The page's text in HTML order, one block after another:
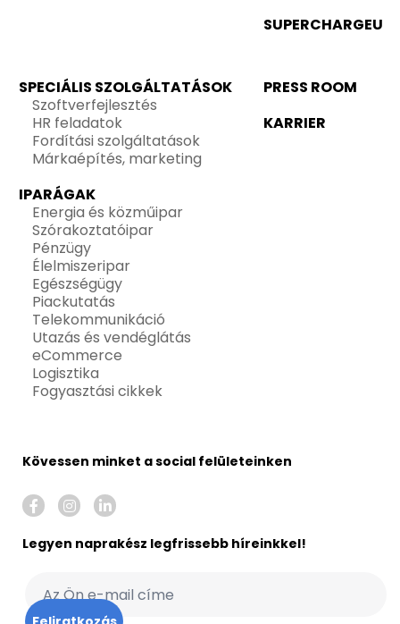
SUPERCHARGEU
SPECIÁLIS SZOLGÁLTATÁSOK
Szoftverfejlesztés
HR feladatok
Fordítási szolgáltatások
Márkaépítés, marketing
IPARÁGAK
Energia és közműipar
Szórakoztatóipar
Pénzügy
Élelmiszeripar
Egészségügy
Piackutatás
Telekommunikáció
Utazás és vendéglátás
eCommerce
Logisztika
Fogyasztási cikkek
PRESS ROOM
KARRIER
Kövessen minket a social felületeinken
Legyen naprakész legfrissebb híreinkkel!